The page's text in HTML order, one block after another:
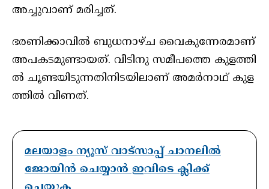
അ​ച്ചു​വാ​ണ് മ​രി​ച്ച​ത്.
ഭ​ര​ണി​ക്കാ​വി​ൽ ബു​ധ​നാ​ഴ്ച വൈ​കു​ന്നേ​ര​മാ​ണ്
അ​പ​ക​ട​മു​ണ്ടാ​യ​ത്. വീ​ടി​നു സ​മീ​പ​ത്തെ കു​ള​ത്തി​
ൽ ചൂ​ണ്ട​യി​ടു​ന്ന​തി​നി​ട​യി​ലാ​ണ് അ​മ​ർ‌​നാ​ഥ് കു​ള​
ത്തി​ൽ വീ​ണ​ത്.
മലയാളം ന്യൂസ് വാട്സാപ്പ് ചാനലിൽ
ജോയിൻ ചെയ്യാൻ ഇവിടെ ക്ലിക്ക്